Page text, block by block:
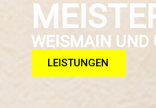
WEIS­MAIN UND
LEISTUNGEN